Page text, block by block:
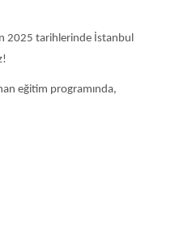
2025 tarihlerinde İstanbul
eğitim programında,